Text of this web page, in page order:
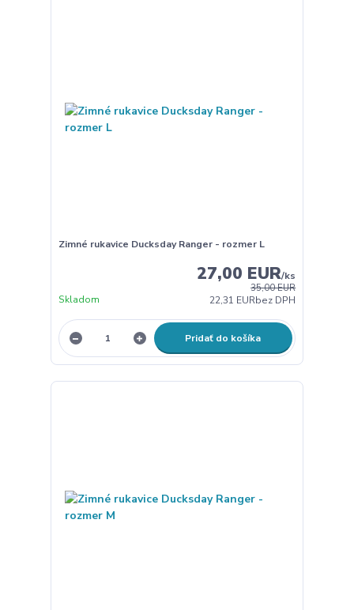
Zimné rukavice Ducksday Ranger - rozmer L
35,00 EUR
27,00 EUR/ks
22,31 EURbez DPH
Skladom
Pridať do košíka